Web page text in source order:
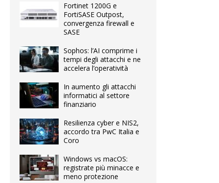
Fortinet 1200G e
FortiSASE Outpost,
convergenza firewall e
SASE
Sophos: l’AI comprime i
tempi degli attacchi e ne
accelera l’operatività
In aumento gli attacchi
informatici al settore
finanziario
Resilienza cyber e NIS2,
accordo tra PwC Italia e
Coro
Windows vs macOS:
registrate più minacce e
meno protezione